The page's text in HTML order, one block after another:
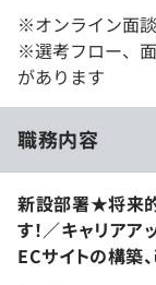
※オンライン面
※選考フロー、
があります
職務内容
新設部署★将来
す！／キャリア
ECサイトの構築、